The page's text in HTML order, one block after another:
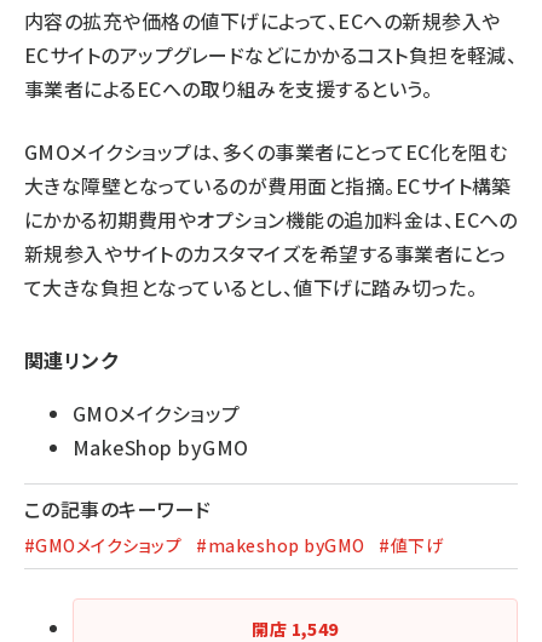
内容の拡充や価格の値下げによって、ECへの新規参入や
ECサイトのアップグレードなどにかかるコスト負担を軽減、
事業者によるECへの取り組みを支援するという。
GMOメイクショップは、多くの事業者にとってEC化を阻む
大きな障壁となっているのが費用面と指摘。ECサイト構築
にかかる初期費用やオプション機能の追加料金は、ECへの
新規参入やサイトのカスタマイズを希望する事業者にとっ
て大きな負担となっているとし、値下げに踏み切った。
関連リンク
GMOメイクショップ
MakeShop byGMO
この記事のキーワード
#GMOメイクショップ #makeshop byGMO #値下げ
開店 1,549